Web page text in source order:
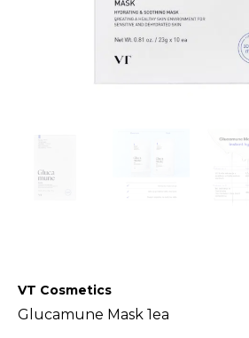
VT Cosmetics
Glucamune Mask 1ea